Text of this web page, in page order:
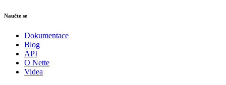
Naučte se
Dokumentace
Blog
API
O Nette
Videa